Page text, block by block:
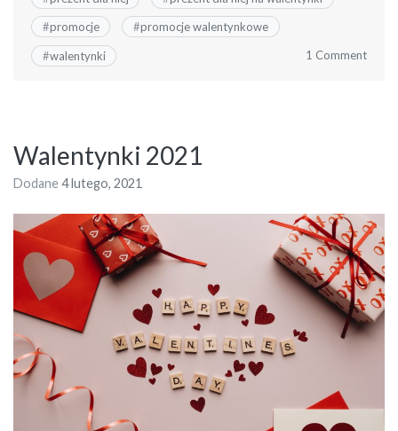
#promocje #promocje walentynkowe
#walentynki 1 Comment
Walentynki 2021
Dodane4 lutego, 2021